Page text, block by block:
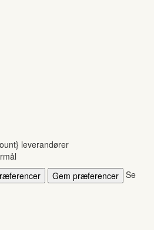
leverandører
Gem præferencer Se